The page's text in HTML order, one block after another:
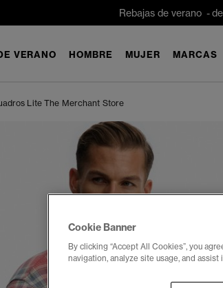
Rebajas de verano -
VERANO HOMBRE MUJER MARCAS
Lite The Merchant Store
Cookie Banner
By clicking “Accept All Cookies”, you
navigation, analyze site usage, and